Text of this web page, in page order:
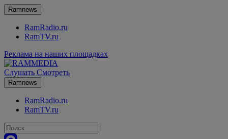
Ramnews
RamRadio.ru
RamTV.ru
Реклама на наших площадках
Слушать Смотреть
Ramnews
RamRadio.ru
RamTV.ru